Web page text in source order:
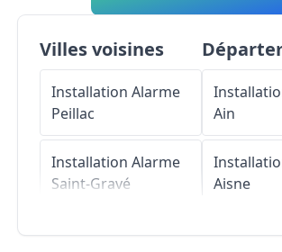
Villes voisines
Installation Alarme
Peillac
Installation Alarme
Saint-Gravé
Installation Alarme
Ain
Aisne